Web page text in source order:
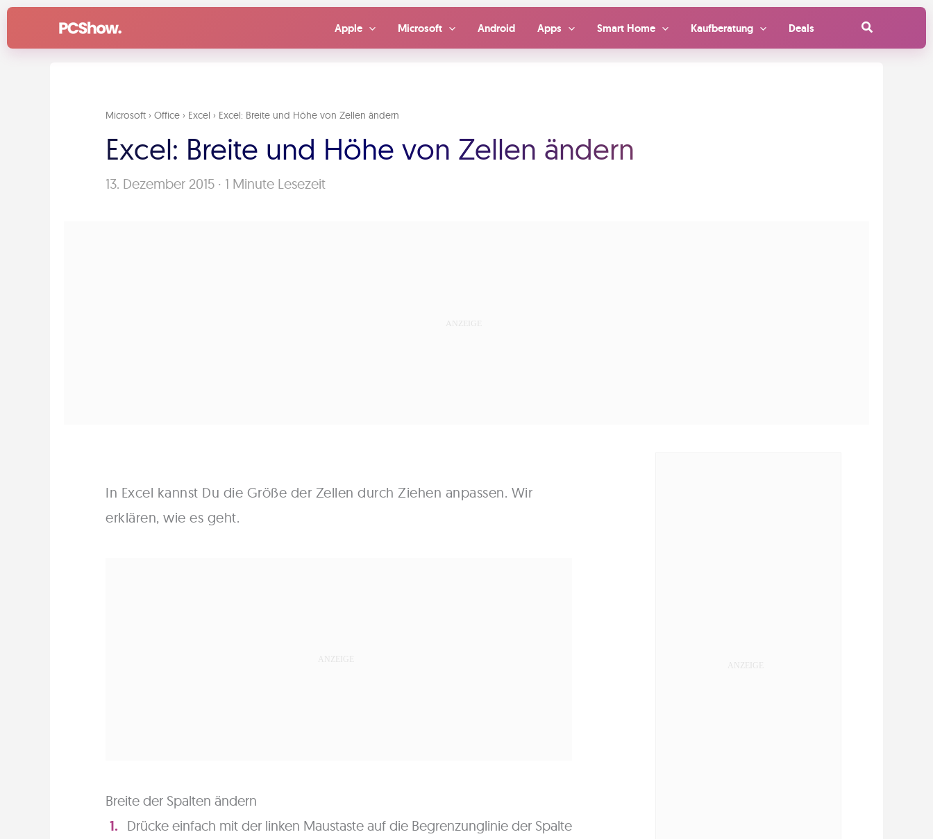
Inhalt
Apple Microsoft Android Apps Smart Home Kaufberatung Deals Suchen
Microsoft › Office › Excel › Excel: Breite und Höhe von Zellen ändern
Excel: Breite und Höhe von Zellen ändern
13. Dezember 2015 · 1 Minute Lesezeit
In Excel kannst Du die Größe der Zellen durch Ziehen anpassen. Wir
erklären, wie es geht.
Breite der Spalten ändern
Drücke einfach mit der linken Maustaste auf die Begrenzunglinie der Spalte